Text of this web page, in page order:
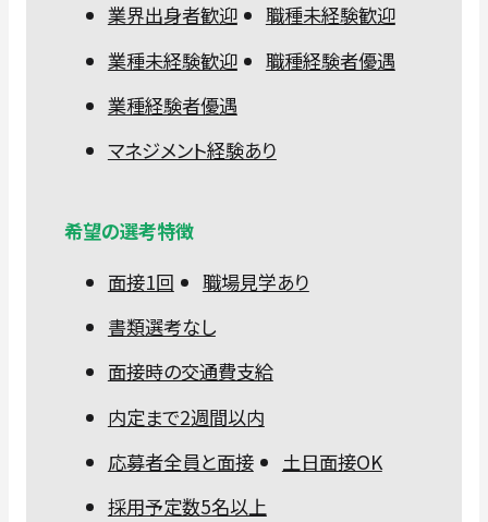
業界出身者歓迎
職種未経験歓迎
業種未経験歓迎
職種経験者優遇
業種経験者優遇
マネジメント経験あり
希望の選考特徴
面接1回
職場見学あり
書類選考なし
面接時の交通費支給
内定まで2週間以内
応募者全員と面接
土日面接OK
採用予定数5名以上